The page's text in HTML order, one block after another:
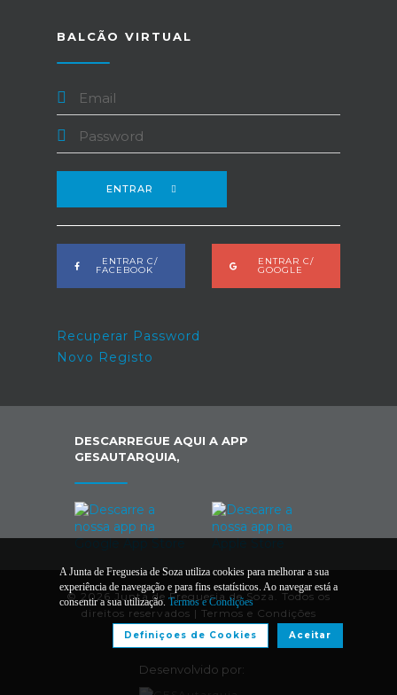
BALCÃO VIRTUAL
ENTRAR
ENTRAR C/
FACEBOOK
ENTRAR C/
GOOGLE
Recuperar Password
Novo Registo
DESCARREGUE AQUI A APP
GESAUTARQUIA,
© 2026 Junta de Freguesia de Soza. Todos os
direitos reservados | Termos e Condições
Desenvolvido por:
A Junta de Freguesia de Soza utiliza cookies para melhorar a sua
experiência de navegação e para fins estatísticos. Ao navegar está a
consentir a sua utilização. Termos e Condições
Aceitar
Definiçoes de Cookies